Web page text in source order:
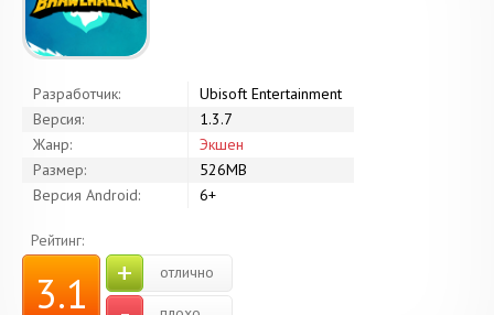
Разработчик:
Ubisoft Entertainment
Версия:
1.3.7
Жанр:
Экшен
Размер:
526MB
Версия Android:
6+
Рейтинг:
3.1 + отлично